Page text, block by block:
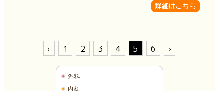
詳細はこちら
‹ 1 2 3 4 5 6 ›
外科
内科